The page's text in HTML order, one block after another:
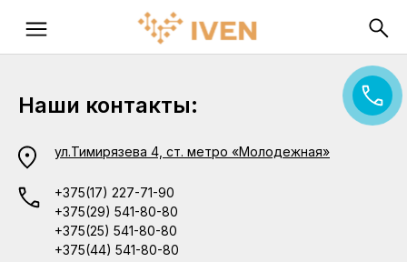
Наши контакты:
ул.Тимирязева 4, ст. метро «Молодежная»
+375(17) 227-71-90
+375(29) 541-80-80
+375(25) 541-80-80
+375(44) 541-80-80